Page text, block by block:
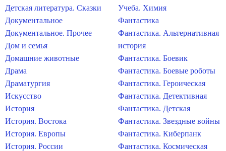
Детская литература. Сказки
Документальное
Документальное. Прочее
Дом и семья
Домашние животные
Драма
Драматургия
Искусство
История
История. Востока
История. Европы
История. России
Учеба. Химия
Фантастика
Фантастика. Альтернативная
история
Фантастика. Боевик
Фантастика. Боевые роботы
Фантастика. Героическая
Фантастика. Детективная
Фантастика. Детская
Фантастика. Звездные войны
Фантастика. Киберпанк
Фантастика. Космическая